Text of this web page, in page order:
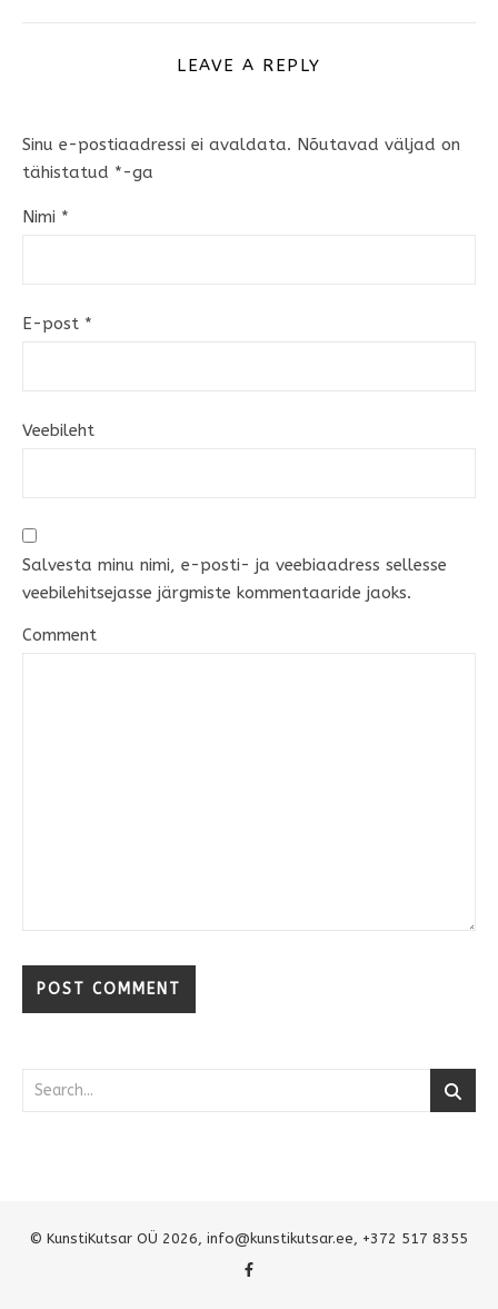
LEAVE A REPLY
Sinu e-postiaadressi ei avaldata. Nõutavad väljad on
tähistatud *-ga
Nimi *
E-post *
Veebileht
Salvesta minu nimi, e-posti- ja veebiaadress sellesse
veebilehitsejasse järgmiste kommentaaride jaoks.
Comment
© KunstiKutsar OÜ 2026, info@kunstikutsar.ee, +372 517 8355